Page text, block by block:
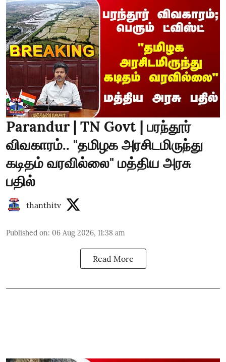
Parandur | TN Govt | பரந்தூர்
விவகாரம்.. "தமிழக அரசிடமிருந்து
கடிதம் வரவில்லை" மத்திய அரசு
பதில்
thanthitv
Published on: 06 Aug 2026, 11:38 am
Read More